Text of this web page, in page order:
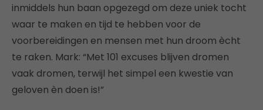
inmiddels hun baan opgezegd om deze uniek tocht
waar te maken en tijd te hebben voor de
voorbereidingen en mensen met hun droom ècht
te raken. Mark: “Met 101 excuses blijven dromen
vaak dromen, terwijl het simpel een kwestie van
geloven èn doen is!”